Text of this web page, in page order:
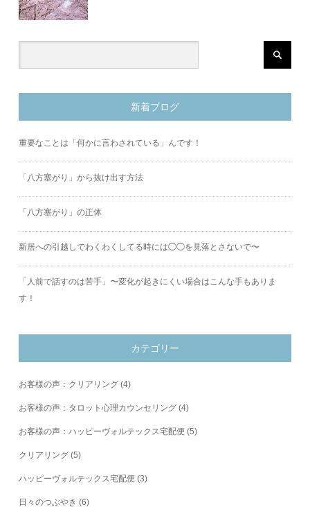
新着ブログ
重要なことは「何かに言わされている」んです！
「八方塞がり」から抜け出す方法
「八方塞がり」の正体
新居への引越しでわくわくしてる時には◯◯を見落とさないで〜
「人前で話すのは苦手」〜変化が起きにくい場合はこんな手もありま
す！
カテゴリー
お客様の声：クリアリング (4)
お客様の声：タロット心理カウンセリング (4)
お客様の声：ハッピーヴォルテックス宅配便 (5)
クリアリング (5)
ハッピーヴォルテックス宅配便 (3)
日々のつぶやき (6)